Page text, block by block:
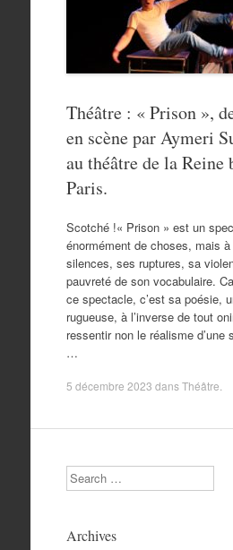
Théâtre : « Prison »,
en scène par Aymeri
au théâtre de la Reine
Paris.
Scotché !« Prison » est un
énormément de choses, mais
silences, ses ruptures, sa
pauvreté de son vocabulaire.
ce spectacle, c’est sa poésie,
rugueuse, à l’inverse de tout
ressentir non le réalisme d’une
…
5 décembre 2023 dansThéâtre
Search
Archives